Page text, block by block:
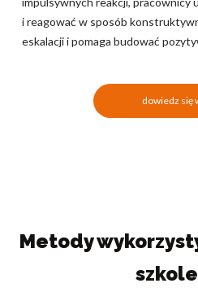
i reagować w sposób
eskalacji i pomaga budować
dowiedz się
Metody